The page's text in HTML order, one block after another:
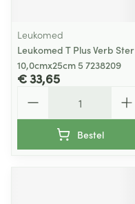
Leukomed
Leukomed T Plus Verb Ster
10,0cmx25cm 5 7238209
€ 33,65
Bestel